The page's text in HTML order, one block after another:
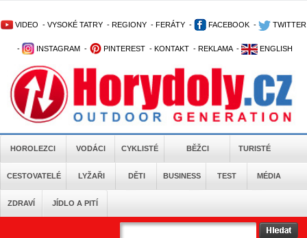
VIDEO - VYSOKÉ TATRY - REGIONY - FERÁTY - FACEBOOK - TWITTER
- INSTAGRAM - PINTEREST - KONTAKT - REKLAMA - ENGLISH
HOROLEZCI VODÁCI CYKLISTÉ BĚŽCI TURISTÉ
CESTOVATELÉ LYŽAŘI DĚTI BUSINESS TEST MÉDIA
ZDRAVÍ JÍDLO A PITÍ